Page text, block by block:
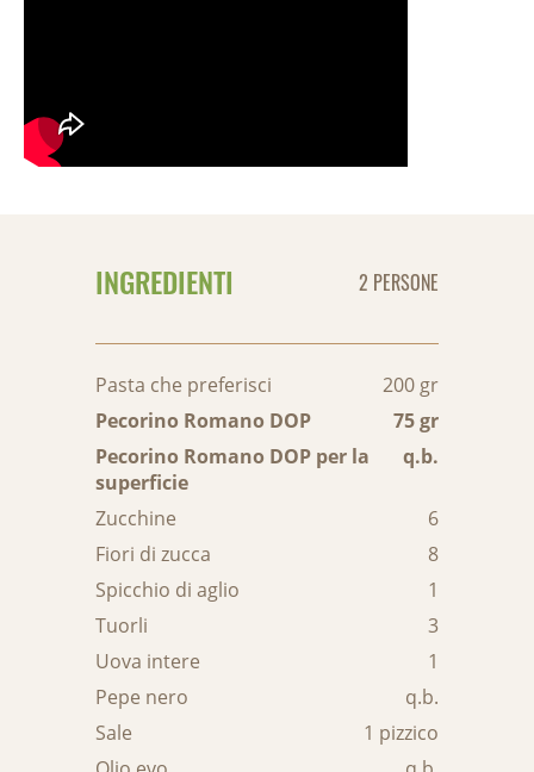
INGREDIENTI 2 PERSONE
Pasta che preferisci
200 gr
Pecorino Romano DOP
75 gr
Pecorino Romano DOP per la
superficie
q.b.
Zucchine
6
Fiori di zucca
8
Spicchio di aglio
1
Tuorli
3
Uova intere
1
Pepe nero
q.b.
Sale
1 pizzico